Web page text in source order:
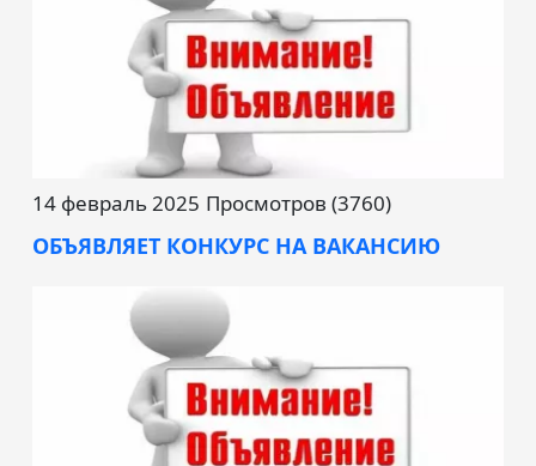
14 февраль 2025 Просмотров (3760)
ОБЪЯВЛЯЕТ КОНКУРС НА ВАКАНСИЮ